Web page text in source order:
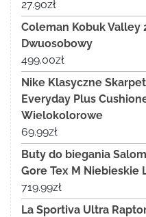
27.90zł
Coleman Kobuk Valley
Dwuosobowy
499.00zł
Nike Klasyczne
Everyday Plus
Wielokolorowe
69.99zł
Buty do biegania
Gore Tex M Niebieskie
719.99zł
La Sportiva Ultra